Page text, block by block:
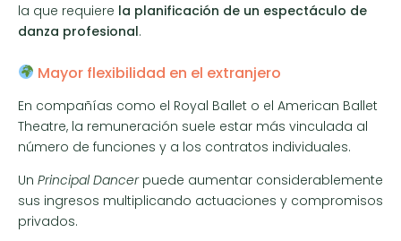
la que requiere la planificación de un espectáculo de
danza profesional.
Mayor flexibilidad en el extranjero
En compañías como el Royal Ballet o el American Ballet
Theatre, la remuneración suele estar más vinculada al
número de funciones y a los contratos individuales.
Un Principal Dancerpuede aumentar considerablemente
sus ingresos multiplicando actuaciones y compromisos
privados.